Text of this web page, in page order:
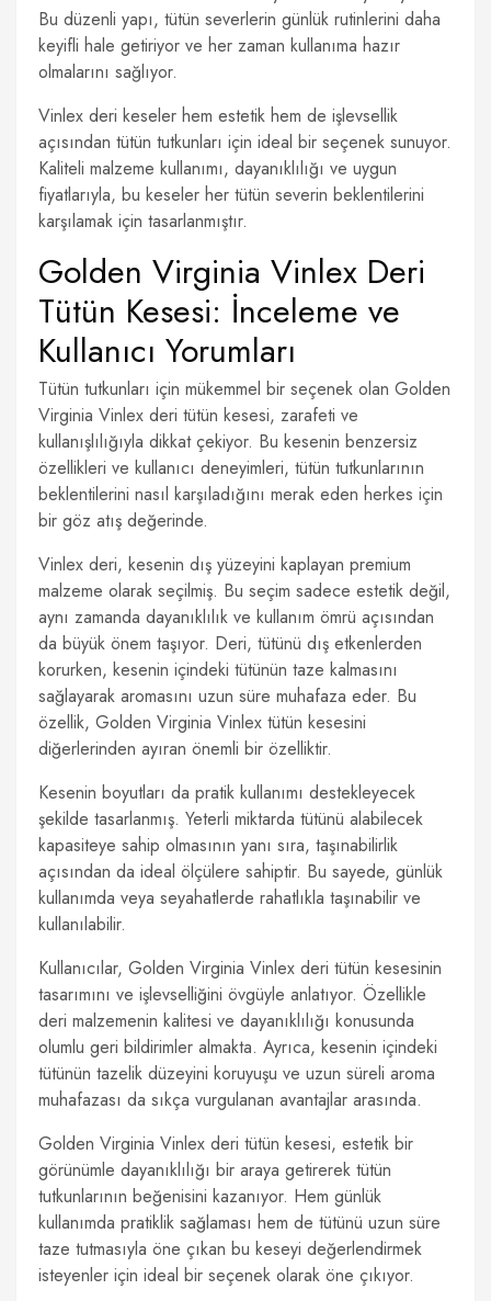
Bu düzenli yapı, tütün severlerin günlük rutinlerini daha
keyifli hale getiriyor ve her zaman kullanıma hazır
olmalarını sağlıyor.
Vinlex deri keseler hem estetik hem de işlevsellik
açısından tütün tutkunları için ideal bir seçenek sunuyor.
Kaliteli malzeme kullanımı, dayanıklılığı ve uygun
fiyatlarıyla, bu keseler her tütün severin beklentilerini
karşılamak için tasarlanmıştır.
Golden Virginia Vinlex Deri
Tütün Kesesi: İnceleme ve
Kullanıcı Yorumları
Tütün tutkunları için mükemmel bir seçenek olan Golden
Virginia Vinlex deri tütün kesesi, zarafeti ve
kullanışlılığıyla dikkat çekiyor. Bu kesenin benzersiz
özellikleri ve kullanıcı deneyimleri, tütün tutkunlarının
beklentilerini nasıl karşıladığını merak eden herkes için
bir göz atış değerinde.
Vinlex deri, kesenin dış yüzeyini kaplayan premium
malzeme olarak seçilmiş. Bu seçim sadece estetik değil,
aynı zamanda dayanıklılık ve kullanım ömrü açısından
da büyük önem taşıyor. Deri, tütünü dış etkenlerden
korurken, kesenin içindeki tütünün taze kalmasını
sağlayarak aromasını uzun süre muhafaza eder. Bu
özellik, Golden Virginia Vinlex tütün kesesini
diğerlerinden ayıran önemli bir özelliktir.
Kesenin boyutları da pratik kullanımı destekleyecek
şekilde tasarlanmış. Yeterli miktarda tütünü alabilecek
kapasiteye sahip olmasının yanı sıra, taşınabilirlik
açısından da ideal ölçülere sahiptir. Bu sayede, günlük
kullanımda veya seyahatlerde rahatlıkla taşınabilir ve
kullanılabilir.
Kullanıcılar, Golden Virginia Vinlex deri tütün kesesinin
tasarımını ve işlevselliğini övgüyle anlatıyor. Özellikle
deri malzemenin kalitesi ve dayanıklılığı konusunda
olumlu geri bildirimler almakta. Ayrıca, kesenin içindeki
tütünün tazelik düzeyini koruyuşu ve uzun süreli aroma
muhafazası da sıkça vurgulanan avantajlar arasında.
Golden Virginia Vinlex deri tütün kesesi, estetik bir
görünümle dayanıklılığı bir araya getirerek tütün
tutkunlarının beğenisini kazanıyor. Hem günlük
kullanımda pratiklik sağlaması hem de tütünü uzun süre
taze tutmasıyla öne çıkan bu keseyi değerlendirmek
isteyenler için ideal bir seçenek olarak öne çıkıyor.